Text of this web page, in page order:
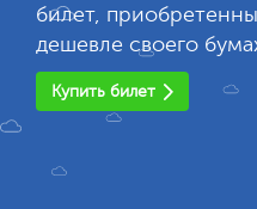
билет,
дешевле своего
Купить билет